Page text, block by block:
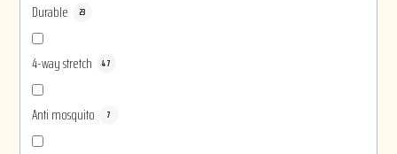
Durable 23
4-way stretch 47
Anti mosquito 7